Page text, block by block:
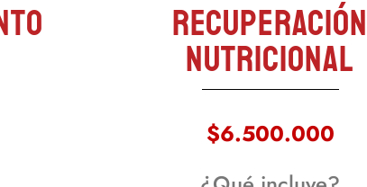
Recuperación
nutricional
$6.500.000